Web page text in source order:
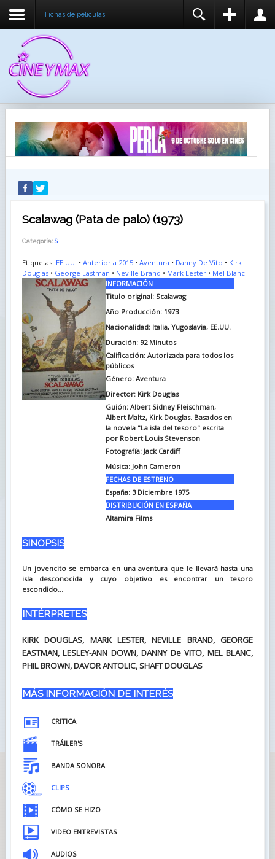
Fichas de peliculas
RECUÉRDEME
IDENTIFICARSE
REGISTER
Scalawag (Pata de palo) (1973)
Categoría: S
Etiquetas: EE.UU. • Anterior a 2015• Aventura • Danny De Vito • Kirk
Douglas• George Eastman • Neville Brand • Mark Lester• Mel Blanc
INFORMACIÓN
Titulo original: Scalawag
Año Producción: 1973
Nacionalidad: Italia, Yugoslavia, EE.UU.
Duración: 92 Minutos
Calificación: Autorizada para todos los
públicos
Género: Aventura
Director: Kirk Douglas
Guión: Albert Sidney Fleischman,
Albert Maltz, Kirk Douglas. Basados en
la novela "La isla del tesoro" escrita
por Robert Louis Stevenson
Fotografía: Jack Cardiff
Música: John Cameron
FECHAS DE ESTRENO
España: 3 Diciembre 1975
DISTRIBUCIÓN EN ESPAÑA
Altamira Films
SINOPSIS
Un jovencito se embarca en una aventura que le llevará hasta una
isla desconocida y cuyo objetivo es encontrar un tesoro
escondido...
INTÉRPRETES
KIRK DOUGLAS, MARK LESTER, NEVILLE BRAND, GEORGE
EASTMAN, LESLEY-ANN DOWN, DANNY De VITO, MEL BLANC,
PHIL BROWN, DAVOR ANTOLIC, SHAFT DOUGLAS
MÁS INFORMACIÓN DE INTERÉS
CRITICA
TRÁILER'S
BANDA SONORA
CLIPS
CÓMO SE HIZO
VIDEO ENTREVISTAS
AUDIOS